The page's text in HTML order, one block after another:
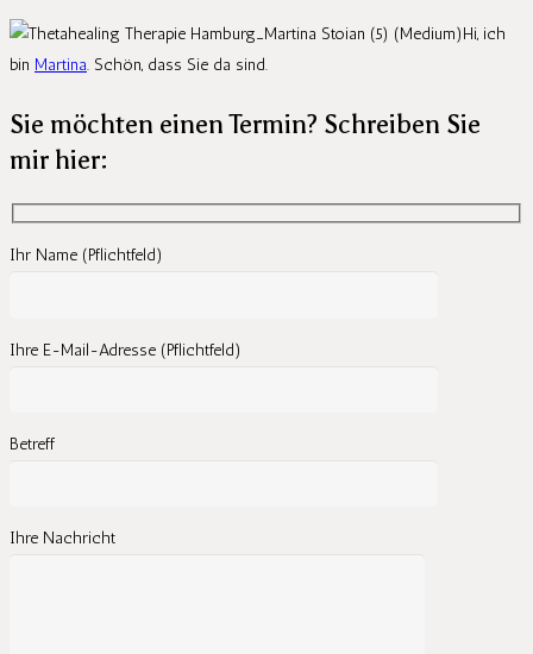
Hi, ich
bin Martina. Schön, dass Sie da sind.
Sie möchten einen Termin? Schreiben Sie
mir hier:
Ihr Name (Pflichtfeld)
Ihre E-Mail-Adresse (Pflichtfeld)
Betreff
Ihre Nachricht